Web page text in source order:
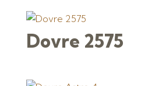
Dovre 2575